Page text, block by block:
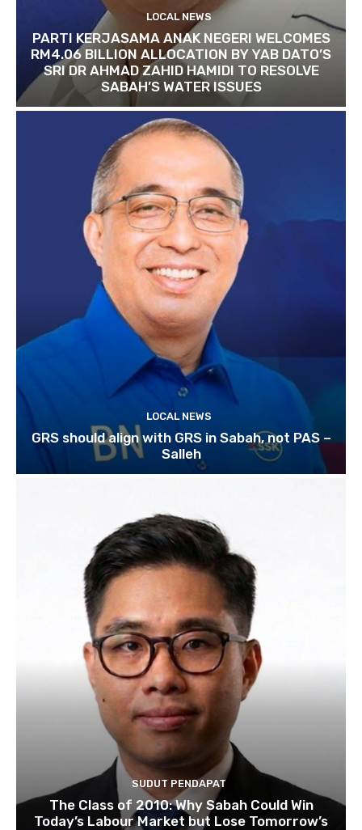
LOCAL NEWS
PARTI KERJASAMA ANAK NEGERI WELCOMES
RM4.06 BILLION ALLOCATION BY YAB DATO’S
SRI DR AHMAD ZAHID HAMIDI TO RESOLVE
SABAH’S WATER ISSUES
LOCAL NEWS
GRS should align with GRS in Sabah, not PAS –
Salleh
SUDUT PENDAPAT
The Class of 2010: Why Sabah Could Win
Today’s Labour Market but Lose Tomorrow’s